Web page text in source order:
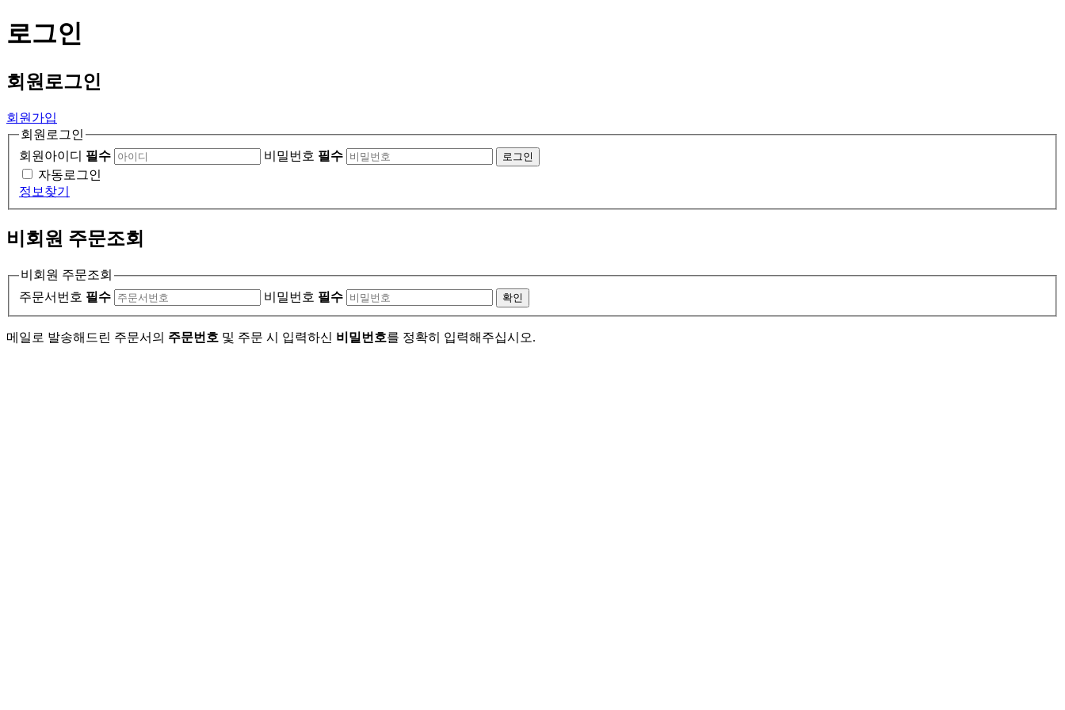
로그인
회원 로그인
회원가입
회원로그인
회원아이디 필수 비밀번호 필수 로그인
자동로그인
정보찾기
비회원 주문조회
비회원 주문조회
주문서번호 필수 비밀번호 필수 확인
메일로 발송해드린 주문서의 주문번호 및 주문 시 입력하신 비밀번호를 정확히 입력해주십시오.